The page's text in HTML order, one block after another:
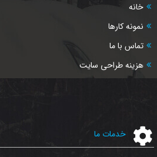
خانه
نمونه کارها
تماس با ما
هزینه طراحی سایت
خدمات ما